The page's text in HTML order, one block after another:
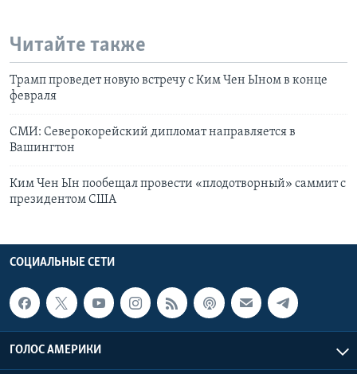
Читайте также
Трамп проведет новую встречу с Ким Чен Ыном в конце
февраля
СМИ: Северокорейский дипломат направляется в
Вашингтон
Ким Чен Ын пообещал провести «плодотворный» саммит с
президентом США
СОЦИАЛЬНЫЕ СЕТИ
ГОЛОС АМЕРИКИ